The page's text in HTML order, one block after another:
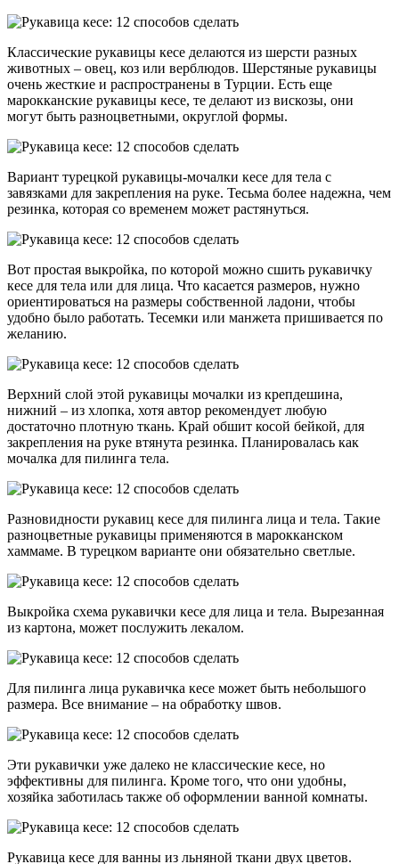
Классические рукавицы кесе делаются из шерсти разных
животных – овец, коз или верблюдов. Шерстяные рукавицы
очень жесткие и распространены в Турции. Есть еще
марокканские рукавицы кесе, те делают из вискозы, они
могут быть разноцветными, округлой формы.
Вариант турецкой рукавицы-мочалки кесе для тела с
завязками для закрепления на руке. Тесьма более надежна, чем
резинка, которая со временем может растянуться.
Вот простая выкройка, по которой можно сшить рукавичку
кесе для тела или для лица. Что касается размеров, нужно
ориентироваться на размеры собственной ладони, чтобы
удобно было работать. Тесемки или манжета пришивается по
желанию.
Верхний слой этой рукавицы мочалки из крепдешина,
нижний – из хлопка, хотя автор рекомендует любую
достаточно плотную ткань. Край обшит косой бейкой, для
закрепления на руке втянута резинка. Планировалась как
мочалка для пилинга тела.
Разновидности рукавиц кесе для пилинга лица и тела. Такие
разноцветные рукавицы применяются в марокканском
хаммаме. В турецком варианте они обязательно светлые.
Выкройка схема рукавички кесе для лица и тела. Вырезанная
из картона, может послужить лекалом.
Для пилинга лица рукавичка кесе может быть небольшого
размера. Все внимание – на обработку швов.
Эти рукавички уже далеко не классические кесе, но
эффективны для пилинга. Кроме того, что они удобны,
хозяйка заботилась также об оформлении ванной комнаты.
Рукавица кесе для ванны из льняной ткани двух цветов.